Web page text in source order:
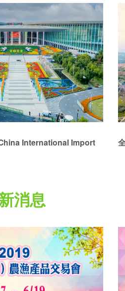
International Import
消息